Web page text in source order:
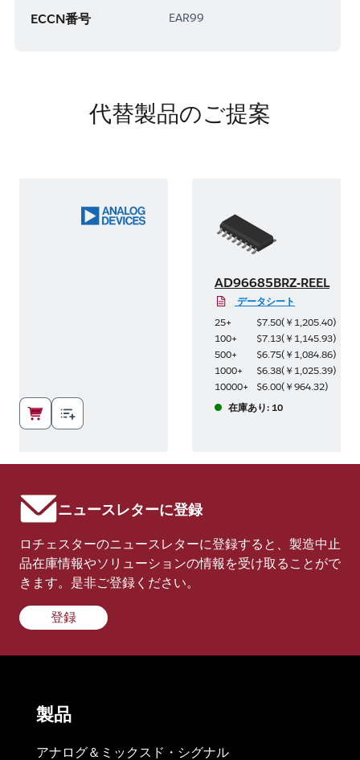
ECCN番号
EAR99
代替製品のご提案
AD96685BRZ-REEL
データシート
25+
$7.50(￥1,205.40)
100+
$7.13(￥1,145.93)
500+
$6.75(￥1,084.86)
1000+
$6.38(￥1,025.39)
10000+
$6.00(￥964.32)
在庫あり: 10
ニュースレターに登録
ロチェスターのニュースレターに登録すると、製造中止
品在庫情報やソリューションの情報を受け取ることがで
きます。是非ご登録ください。
登録
製品
アナログ＆ミックスド・シグナル